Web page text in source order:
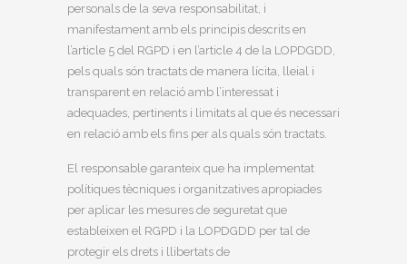
personals de la seva responsabilitat, i
manifestament amb els principis descrits en
l’article 5 del RGPD i en l’article 4 de la LOPDGDD,
pels quals són tractats de manera lícita, lleial i
transparent en relació amb l’interessat i
adequades, pertinents i limitats al que és necessari
en relació amb els fins per als quals són tractats.
El responsable garanteix que ha implementat
polítiques tècniques i organitzatives apropiades
per aplicar les mesures de seguretat que
estableixen el RGPD i la LOPDGDD per tal de
protegir els drets i llibertats de